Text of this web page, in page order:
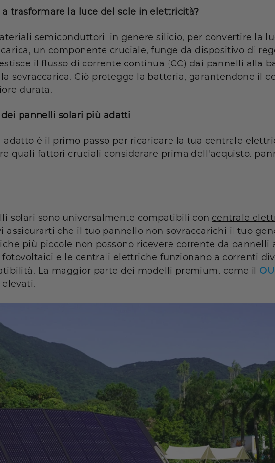
trasformare la luce del sole in elettricità?
semiconduttori, in genere silicio, per convertire la
un componente cruciale, funge da dispositivo di
il flusso di corrente continua (CC) dai pannelli alla
sovraccarica. Ciò protegge la batteria, garantendone il
durata.
pannelli solari più adatti
adatto è il primo passo per ricaricare la tua centrale
quali fattori cruciali considerare prima dell'acquisto.
solari sono universalmente compatibili con centrale
assicurarti che il tuo pannello non sovraccarichi il tuo
più piccole non possono ricevere corrente da pannelli
e le centrali elettriche funzionano a correnti
La maggior parte dei modelli premium, come il